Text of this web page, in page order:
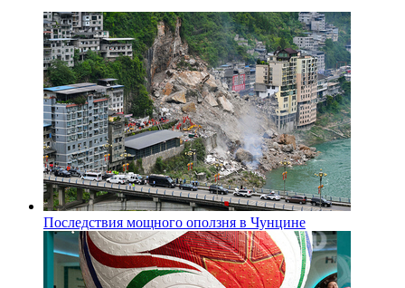
Последствия мощного оползня в Чунцине